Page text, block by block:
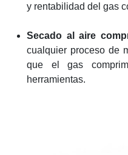
y rentabilidad del gas
Secado al aire
cualquier proceso de
que el gas
herramientas.